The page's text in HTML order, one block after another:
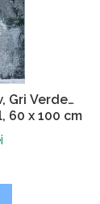
Gri Verde
60 x 100 cm